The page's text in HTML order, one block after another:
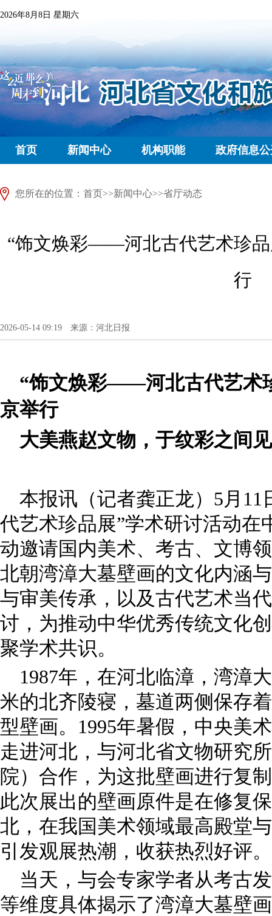
2026年8月8日 星期六
首页 新闻中心 机构职能 政府信息
您所在的位置： 首页>>新闻中心>>省厅动态
“饰文焕彩——河北古代艺术珍品
行
2026-05-14 09:19 来源：河北日报
“饰文焕彩——河北古代艺术
京举行
大美燕赵文物，于纹彩之间
本报讯（记者龚正龙）5月
代艺术珍品展”学术研讨活动在
动邀请国内美术、考古、文博
北朝湾漳大墓壁画的文化内涵
与审美传承，以及古代艺术当
讨，为推动中华优秀传统文化
聚学术共识。
1987年，在河北临漳，湾漳
米的北齐陵寝，墓道两侧保存
型壁画。1995年暑假，中央美
走进河北，与河北省文物研究
院）合作，为这批壁画进行复
此次展出的壁画原件是在修复
北，在我国美术领域最高殿堂
引发观展热潮，收获热烈好评。
当天，与会专家学者从考古
等维度具体揭示了湾漳大墓壁